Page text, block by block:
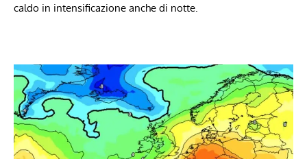
caldo in intensificazione anche di notte.